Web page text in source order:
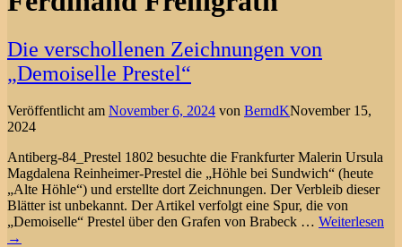
Die verschollenen Zeichnungen von
„Demoiselle Prestel“
Veröffentlicht am November 6, 2024 von BerndKNovember 15,
2024
Antiberg-84_Prestel 1802 besuchte die Frankfurter Malerin Ursula
Magdalena Reinheimer-Prestel die „Höhle bei Sundwich“ (heute
„Alte Höhle“) und erstellte dort Zeichnungen. Der Verbleib dieser
Blätter ist unbekannt. Der Artikel verfolgt eine Spur, die von
„Demoiselle“ Prestel über den Grafen von Brabeck … Weiterlesen
→